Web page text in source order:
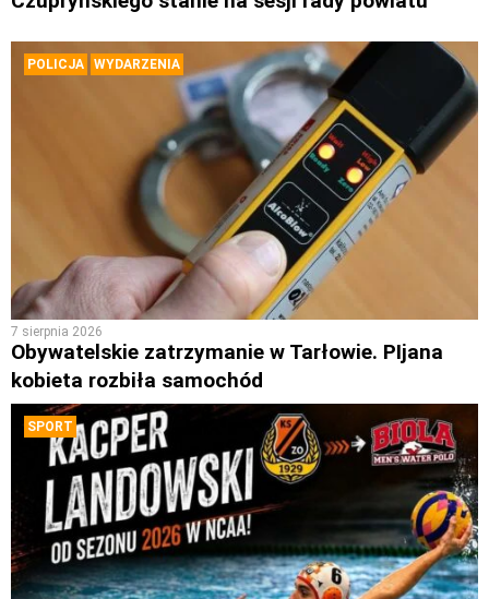
POLICJA WYDARZENIA
7 sierpnia 2026
Obywatelskie zatrzymanie w Tarłowie. PIjana
kobieta rozbiła samochód
SPORT